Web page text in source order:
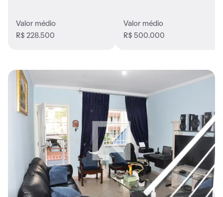
Valor médio
R$ 228.500
Valor médio
R$ 500.000